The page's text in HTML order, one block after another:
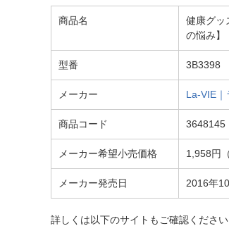
商品名
健康グッ
の悩み】
型番 3B3398
メーカー La-VIE｜
商品コード 3648145
メーカー希望小売価格 1,958円
メーカー発売日 2016年
詳しくは以下のサイトもご確認ください